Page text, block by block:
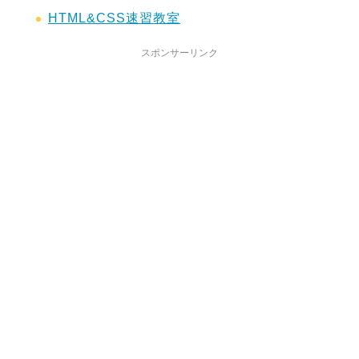
HTML&CSS速習教室
スポンサーリンク